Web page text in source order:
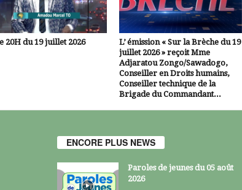
20H du 19 juillet 2026
L’ émission « Sur la Brèche du 19
juillet 2026 » reçoit Mme
Adjaratou Zongo/Sawadogo,
Conseiller en Droits humains,
Conseiller technique de la
Brigade du Commandant...
ENCORE PLUS NEWS
Paroles de jeunes du 05 août
2026